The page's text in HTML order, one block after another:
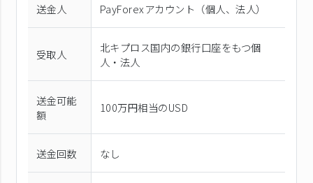
送金人 PayForexアカウント（個⼈、法⼈）
受取人
北キプロス国内の銀行口座をもつ個
人・法人
送金可能
額
100万円相当のUSD
送金回数 なし